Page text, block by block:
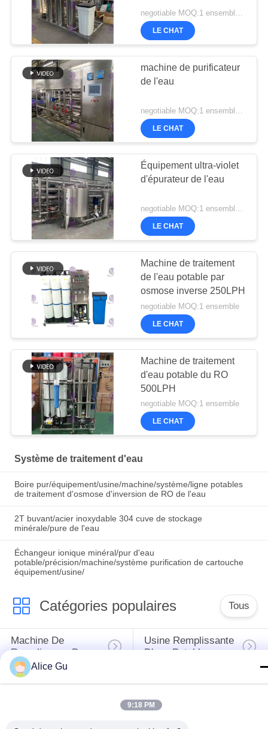
negotiable MOQ:1 ensemble/PCs
LE CHAT
machine de purificateur
de l'eau
negotiable MOQ:1 ensemble/PCs
LE CHAT
Équipement ultra-violet
d'épurateur de l'eau
negotiable MOQ:1 ensemble/PCs
LE CHAT
Machine de traitement
de l'eau potable par
osmose inverse 250LPH
negotiable MOQ:1 ensemble
LE CHAT
Machine de traitement
d'eau potable du RO
500LPH
negotiable MOQ:1 ensemble
LE CHAT
Système de traitement d'eau
Boire pur/équipement/usine/machine/système/ligne potables
de traitement d'osmose d'inversion de RO de l'eau
2T buvant/acier inoxydable 304 cuve de stockage
minérale/pure de l'eau
Échangeur ionique minéral/pur d'eau
potable/précision/machine/système purification de cartouche
équipement/usine/
Catégories populaires Tous
Machine De
Remplissage De
L'eau
Usine Remplissante
D'eau Potable
Machine De
Chaud
Machine De
Alice Gu
9:18 PM